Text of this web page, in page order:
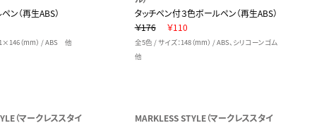
ン（再生ABS）
（mm） / ABS 他
タッチペン付３色ボールペン（再生ABS）
￥176
￥110
全5色 / サイズ：148（mm） / ABS、シリコーンゴム
他
（マークレススタイ MARKLESS STYLE（マークレススタイ